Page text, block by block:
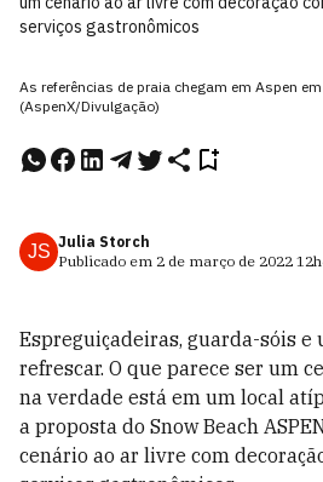
serviços gastronômicos
As referências de praia chegam em Aspen
(AspenX/Divulgação)
JS Julia Storch
Publicado em 2 de março de 2022
Espreguiçadeiras, guarda-sóis
refrescar. O que parece ser um
na verdade está em um local
a proposta do Snow Beach
cenário ao ar livre com